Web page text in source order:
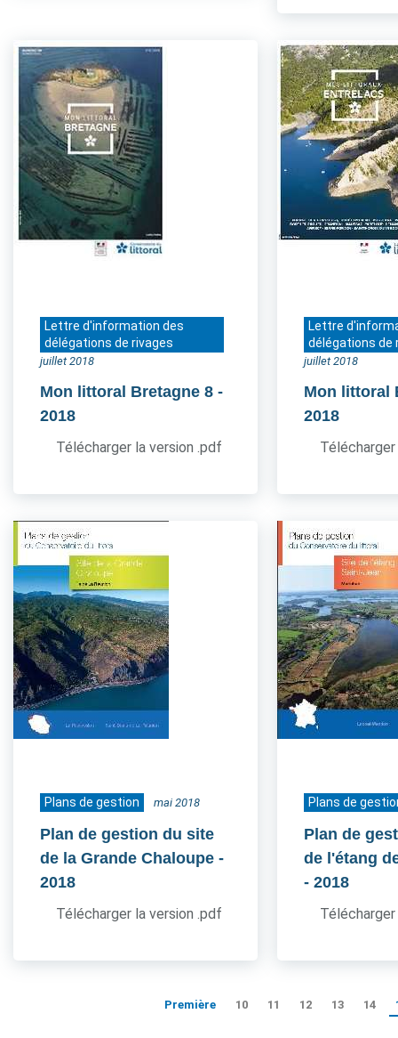
Lettre d'information des
délégations de rivages
juillet 2018
Mon littoral Bretagne 8 -
2018
Télécharger la version .pdf
Lettre
délégations de
juillet 2018
Mon littoral
2018
Plans de gestion mai 2018
Plan de gestion du site
de la Grande Chaloupe -
2018
Télécharger la version .pdf
Plans de
Plan de
de l'étang
- 2018
Première 10 11 12 13 14